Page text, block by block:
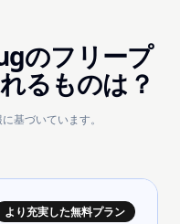
のフリープ
るものは？
基づいています。
より充実した無料プラン